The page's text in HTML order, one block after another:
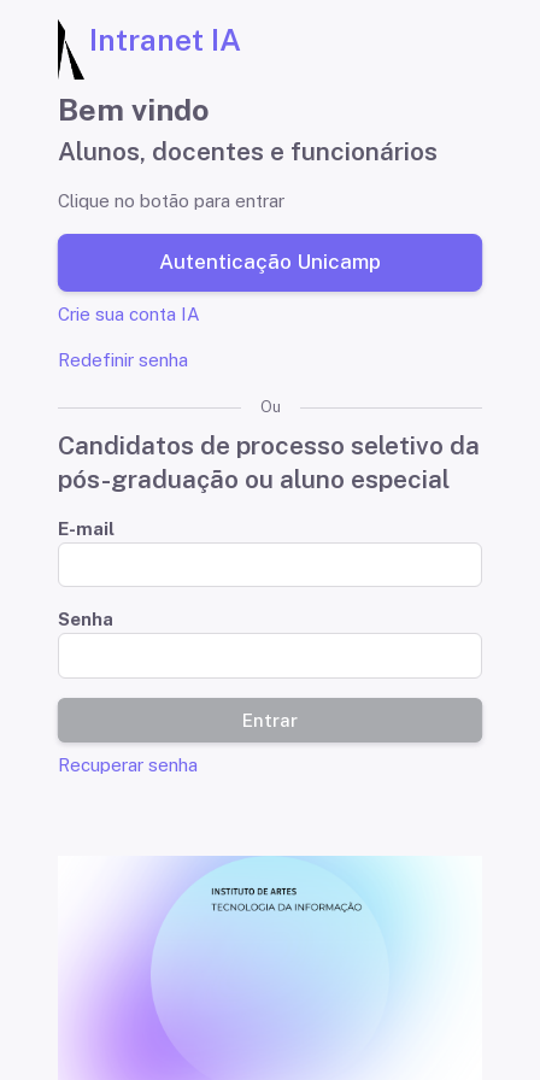
Intranet IA
Bem vindo
Alunos, docentes e funcionários
Clique no botão para entrar
Autenticação Unicamp
Crie sua conta IA
Redefinir senha
Ou
Candidatos de processo seletivo da
pós-graduação ou aluno especial
E-mail
Senha
Entrar
Recuperar senha